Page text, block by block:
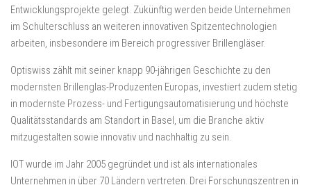
Entwicklungsprojekte gelegt. Zukünftig werden beide Unternehmen
im Schulterschluss an weiteren innovativen Spitzentechnologien
arbeiten, insbesondere im Bereich progressiver Brillengläser.
Optiswiss zählt mit seiner knapp 90-jährigen Geschichte zu den
modernsten Brillenglas-Produzenten Europas, investiert zudem stetig
in modernste Prozess- und Fertigungsautomatisierung und höchste
Qualitätsstandards am Standort in Basel, um die Branche aktiv
mitzugestalten sowie innovativ und nachhaltig zu sein.
IOT wurde im Jahr 2005 gegründet und ist als internationales
Unternehmen in über 70 Ländern vertreten. Drei Forschungszentren in